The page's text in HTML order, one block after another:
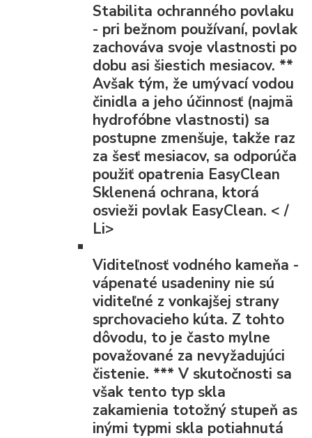
Stabilita ochranného povlaku
- pri bežnom používaní, povlak
zachováva svoje vlastnosti po
dobu asi šiestich mesiacov. **
Avšak tým, že umývací vodou
činidla a jeho účinnosť (najmä
hydrofóbne vlastnosti) sa
postupne zmenšuje, takže raz
za šesť mesiacov, sa odporúča
použiť opatrenia EasyClean
Sklenená ochrana, ktorá
osvieži povlak EasyClean. < /
Li>
Viditeľnosť vodného kameňa -
vápenaté usadeniny nie sú
viditeľné z vonkajšej strany
sprchovacieho kúta. Z tohto
dôvodu, to je často mylne
považované za nevyžadujúci
čistenie. ***V skutočnosti sa
však tento typ skla
zakamienia totožný stupeň as
inými typmi skla potiahnutá